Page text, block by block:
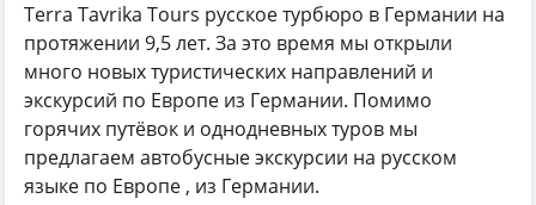
Terra Tavrika Tours русское турбюро в Германии на
протяжении 9,5 лет. За это время мы открыли
много новых туристических направлений и
экскурсий по Европе из Германии. Помимо
горячих путёвок и однодневных туров мы
предлагаем автобусные экскурсии на русском
языке по Европе , из Германии.